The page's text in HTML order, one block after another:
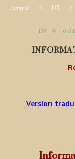
Accueil DX
DX Info
Version